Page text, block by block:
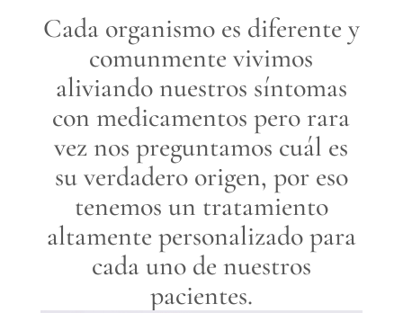
Cada organismo es diferente y
comunmente vivimos
aliviando nuestros síntomas
con medicamentos pero rara
vez nos preguntamos cuál es
su verdadero origen, por eso
tenemos un tratamiento
altamente personalizado para
cada uno de nuestros
pacientes.